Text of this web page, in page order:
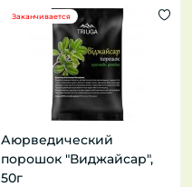
Заканчивается
Аюрведический
порошок "Виджайсар",
50г